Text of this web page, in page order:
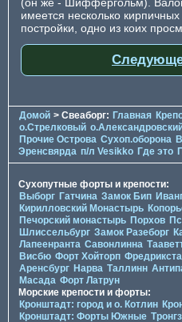
имеется несколько
постройки, одно из коих
Домой > Свеаборг: Главная
о.Стрелковый
Прочие Острова Сухоп.оборона
Эренсвярда п/л Vesikko Где это
Сухопутные форты и крепости:
Выборг Гатчина Замок Бип
Кирилловский Монастырь
Печорcкий монастырь Порхов
Шлиссельбург Замок Разеборг
Лапеенранта Савонлинна
Висбю Форт Хойторп
Аренсбург Нарва Таллинн
Масада Форт Латрун
Морские крепости и форты:
Кронштадт: город и о. Котлин
Кронштадт: Форты Южные